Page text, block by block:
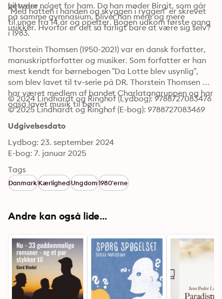
vil være …’
betyder noget for ham. Da han møder Birgit, som går
på samme gymnasium, bliver han mere og mere
usikker. Hvorfor er det så farligt bare at være sig selv?
”Med hatten i hånden og skyggen i ryggen” er skrevet
til unge fra 14 år og opefter. Bogen udkom første gang
i 1983.
Thorstein Thomsen (1950-2021) var en dansk forfatter,
manuskriptforfatter og musiker. Som forfatter er han
mest kendt for børnebogen ”Da Lotte blev usynlig”,
som blev lavet til tv-serie på DR. Thorstein Thomsen
har været medlem af bandet Charlatangruppen og har
også lavet musik til børn.
© 2024 Lindhardt og Ringhof (Lydbog): 9788727083476
© 2025 Lindhardt og Ringhof (E-bog): 9788727083469
Udgivelsesdato
Lydbog: 23. september 2024
E-bog: 7. januar 2025
Tags
DanmarkKærlighedUngdom1980'erne
Andre kan også lide...